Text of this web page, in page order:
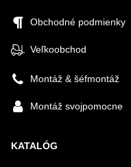
Obchodné podmienky
Veľkoobchod
Montáž & šéfmontáž
Montáž svojpomocne
KATALÓG